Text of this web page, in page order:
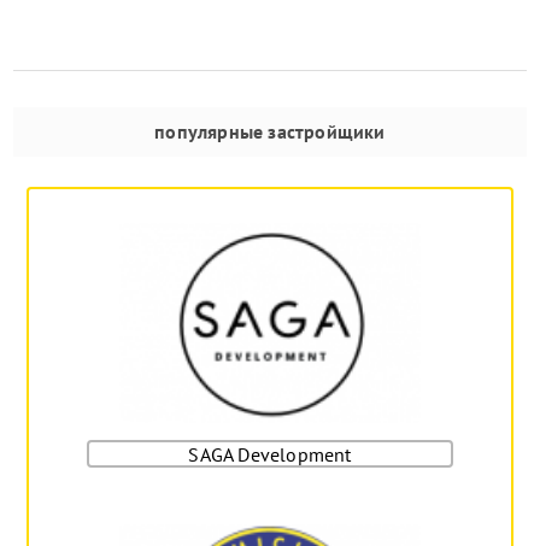
популярные застройщики
SAGA Development